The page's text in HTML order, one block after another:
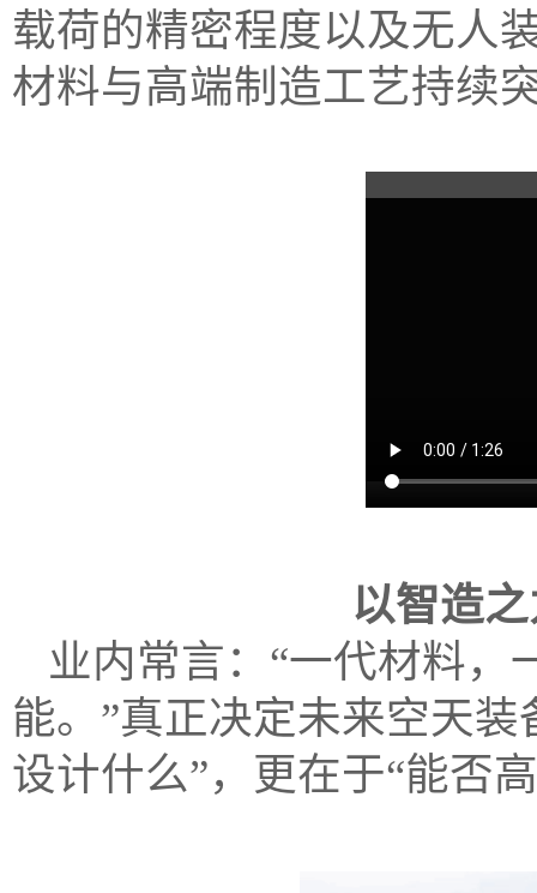
载荷的精密程度以及无人
材料与高端制造工艺持续
以智造
业内常言：“一代材料，
能。”真正决定未来空天
设计什么”，更在于“能否